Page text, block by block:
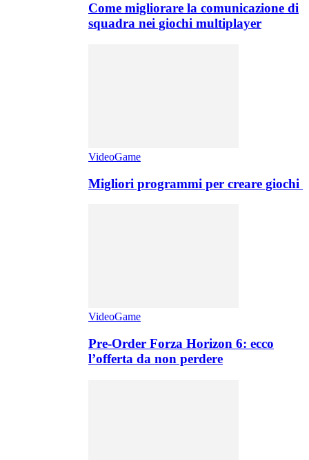
Come migliorare la comunicazione di
squadra nei giochi multiplayer
VideoGame
Migliori programmi per creare giochi
VideoGame
Pre-Order Forza Horizon 6: ecco
l’offerta da non perdere